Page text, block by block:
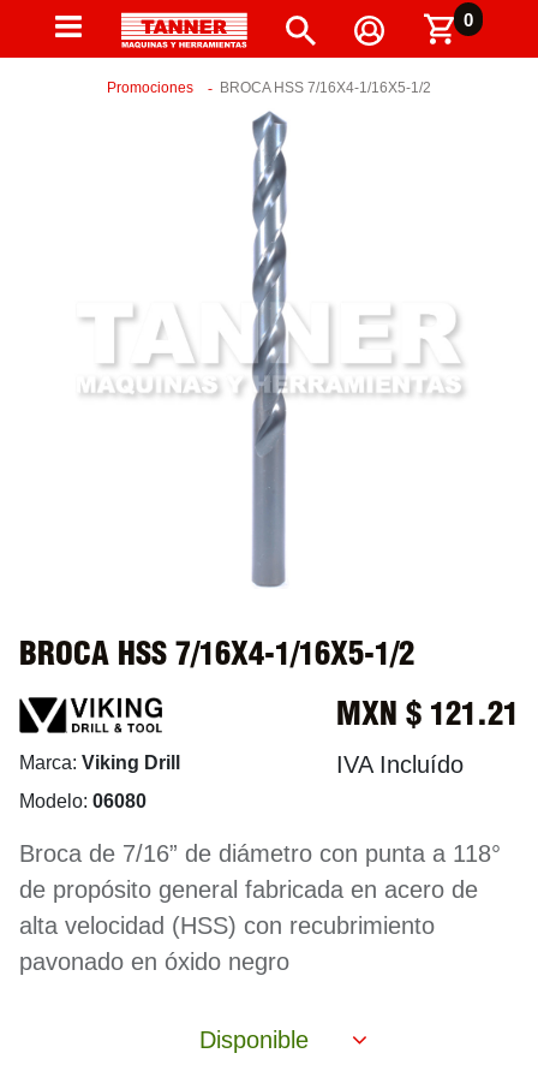
0
Promociones BROCA HSS 7/16X4-1/16X5-1/2
BROCA HSS 7/16X4-1/16X5-1/2
Marca: Viking Drill
Modelo: 06080
MXN $ 121.21
IVA Incluído
Broca de 7/16” de diámetro con punta a 118°
de propósito general fabricada en acero de
alta velocidad (HSS) con recubrimiento
pavonado en óxido negro
Disponible